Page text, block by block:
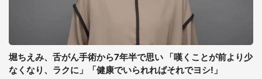
堀ちえみ、舌がん手術から7年半で思い 「嘆くことが前より少
なくなり、ラクに」「健康でいられればそれでヨシ!」